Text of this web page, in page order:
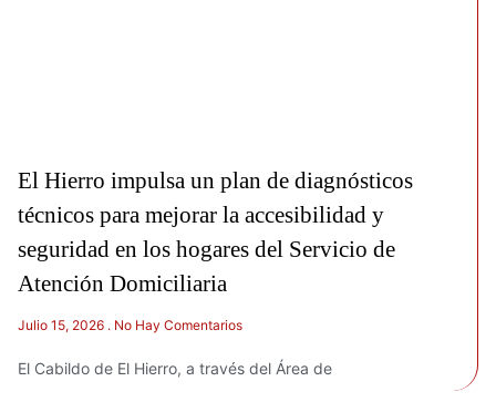
El Hierro impulsa un plan de diagnósticos
técnicos para mejorar la accesibilidad y
seguridad en los hogares del Servicio de
Atención Domiciliaria
Julio 15, 2026 No Hay Comentarios
El Cabildo de El Hierro, a través del Área de